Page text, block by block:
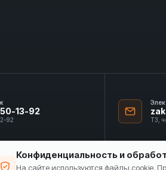
13-92
92 ТЗ,
Конфиденциальность и
На сайте используются файлы cookie.